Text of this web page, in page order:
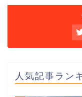
人気記事ラン